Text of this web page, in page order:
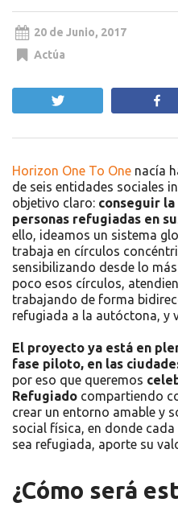
20 de Junio, 2017
Actúa
Horizon One To One nacía
de seis entidades sociales
objetivo claro: conseguir
personas refugiadas en
ello, ideamos un sistema
trabaja en círculos
sensibilizando desde lo
poco esos círculos,
trabajando de forma
refugiada a la autóctona, y
El proyecto ya está en
fase piloto, en las
por eso que queremos
Refugiado compartiendo
crear un entorno amable y
social física, en donde
sea refugiada, aporte su
¿Cómo será